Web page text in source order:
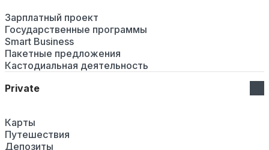
Зарплатный проект
Государственные программы
Smart Business
Пакетные предложения
Кастодиальная деятельность
Private
Карты
Путешествия
Депозиты